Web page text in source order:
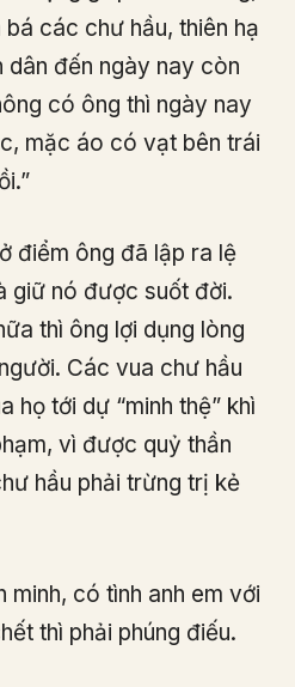
các chư hầu, thiên hạ
dân đến ngày nay còn
có ông thì ngày nay
mặc áo có vạt bên trái
điểm ông đã lập ra lệ
giữ nó được suốt đời.
thì ông lợi dụng lòng
Các vua chư hầu
họ tới dự “minh thệ” khì
vì được quỷ thần
hầu phải trừng trị kẻ
minh, có tình anh em với
thì phải phúng điếu.